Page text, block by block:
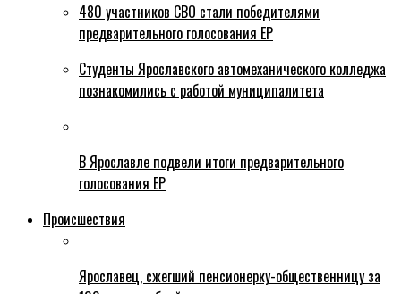
480 участников СВО стали победителями
предварительного голосования ЕР
Студенты Ярославского автомеханического колледжа
познакомились с работой муниципалитета
В Ярославле подвели итоги предварительного
голосования ЕР
Происшествия
Ярославец, сжегший пенсионерку-общественницу за